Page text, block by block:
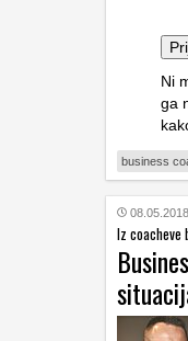
Ni
ga
business
Iz coacheve